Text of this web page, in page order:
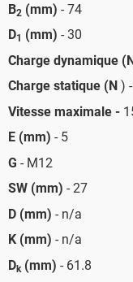
B2 (mm) - 74
D1 (mm) - 30
Charge dynamique
Charge statique (N )
Vitesse maximale -
E (mm) - 5
G - M12
SW (mm) - 27
D (mm) - n/a
K (mm) - n/a
Dk (mm) - 61.8